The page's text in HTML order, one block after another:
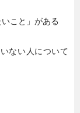
こと」がある
ない人について